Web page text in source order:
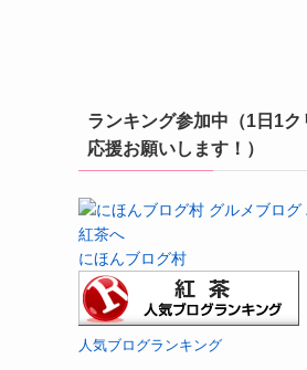
ランキング参加中（1日1ク
応援お願いします！）
にほんブログ村
人気ブログランキング